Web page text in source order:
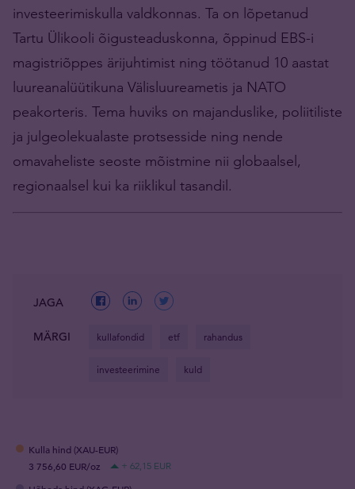
investeerimiskulla valdkonnas. Ta on lõpetanud
Tartu Ülikooli õigusteaduskonna, õppinud EBS-i
magistriõppes ärijuhtimist ning töötanud 10 aastat
luureanalüütikuna Välisluureametis ja NATO
peakorteris. Tema huviks on majanduslike, poliitiliste
ja julgeolekualaste protsesside ning nende
omavaheliste seoste mõistmine nii globaalsel,
regionaalsel kui ka riiklikul tasandil.
JAGA
MÄRGI kullafondid etf rahandus
investeerimine kuld
Kulla hind (XAU-EUR)
3 756,60 EUR/oz
+ 62,15 EUR